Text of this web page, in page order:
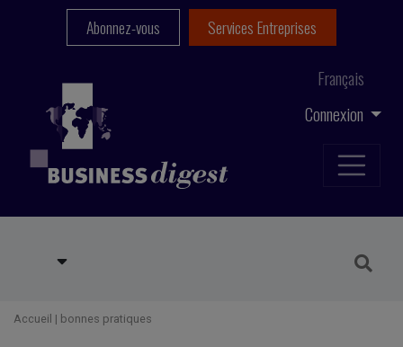
Connexion
Français
Abonnez-vous Services Entreprises
Accueil | bonnes pratiques